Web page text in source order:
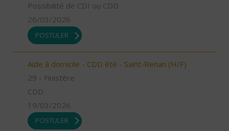
Possibilité de CDI ou CDD
26/03/2026
POSTULER
Aide à domicile - CDD été - Saint-Renan (H/F)
29 - Finistère
CDD
19/03/2026
POSTULER